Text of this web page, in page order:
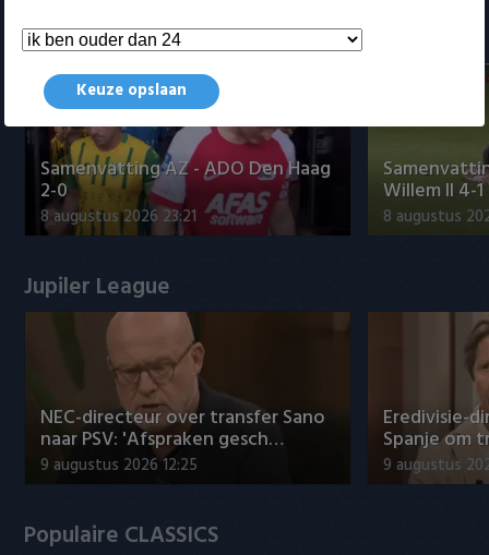
Samenvattingen Eredivisie
Samenvatting AZ - ADO Den Haag
2-0
8 augustus 2026 23:21
Willem II 4-1
8 augustus
Jupiler League
NEC-directeur over transfer Sano
naar PSV: 'Afspraken gesch…
9 augustus 2026 12:25
Eredivisie-
Spanje om
9 augustus
Populaire CLASSICS
Keuze opslaan